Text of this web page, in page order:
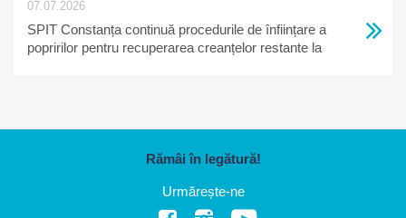
07.07.2026
SPIT Constanța continuă procedurile de înființare a
popririlor pentru recuperarea creanțelor restante la
Rămâi în legătură!
Urmărește-ne